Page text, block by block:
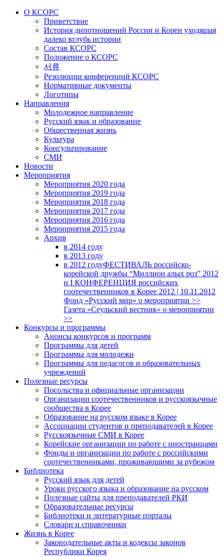
О КСОРС
Приветствие
История дипотношений России и Кореи уходящая
далеко вглубь истории
Состав КСОРС
Положение о КСОРС
서류
Резолюции конференций КСОРС
Нормативные документы
Логотипы
Направления
Молодежное направление
Русский язык и образование
Общественная жизнь
Культура
Консультирование
СМИ
Новости
Мероприятия
Мероприятия 2020 года
Мероприятия 2019 года
Мероприятия 2018 годa
Мероприятия 2017 года
Мероприятия 2016 года
Мероприятия 2015 года
Архив
в 2014 году
в 2013 году
в 2012 годуФЕСТИВАЛЬ российско-
корейской дружбы “Миллион алых роз” 2012
и I КОНФЕРЕНЦИЯ российских
соотечественников в Корее 2012 | 10.11.2012
Фонд «Русский мир» о мероприятии >>
Газета «Сеульский вестник» о мероприятии
>>
Конкурсы и программы
Анонсы конкурсов и программ
Программы для детей
Программы для молодежи
Программы для педагогов и образовательных
учреждений
Полезные ресурсы
Посольства и официальные организации
Организации соотечественников и русскоязычные
сообщества в Корее
Образование на русском языке в Корее
Ассоциации студентов и преподавателей в Корее
Русскоязычные СМИ в Корее
Корейские организации по работе с иностранцами
Фонды и организации по работе с российскими
соотечественниками, проживающими за рубежом
Библиотека
Русский язык для детей
Уроки русского языка и образование на русском
Полезные сайты для преподавателей РКИ
Образовательные ресурсы
Библиотеки и литературные порталы
Словари и справочники
Жизнь в Корее
Законодательные акты и кодексы законов
Республики Корея